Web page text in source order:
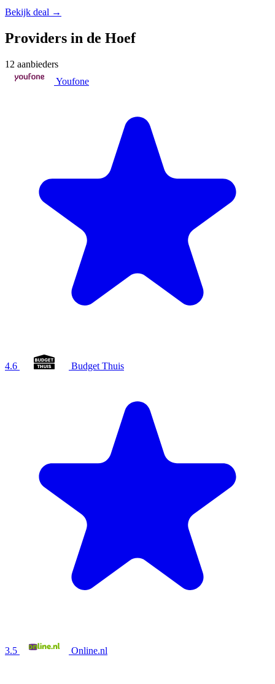
Bekijk deal →
Providers in de Hoef
12 aanbieders
Youfone
4.6 Budget Thuis
3.5 Online.nl